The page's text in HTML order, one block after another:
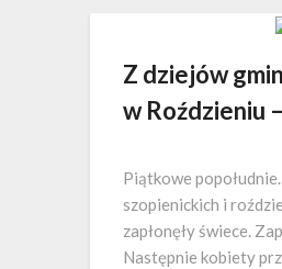
Z dziejów
w Roździeniu
Piątkowe
szopienickich i
zapłonęły świece.
Następnie kobiety